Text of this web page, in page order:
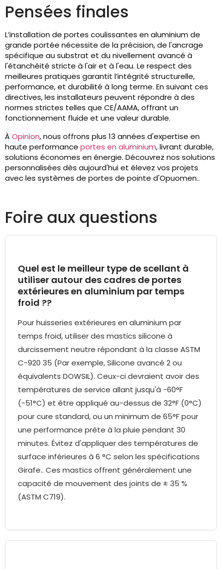
Pensées finales
L’installation de portes coulissantes en aluminium de
grande portée nécessite de la précision, de l'ancrage
spécifique au substrat et du nivellement avancé à
l'étanchéité stricte à l'air et à l'eau. Le respect des
meilleures pratiques garantit l’intégrité structurelle,
performance, et durabilité à long terme. En suivant ces
directives, les installateurs peuvent répondre à des
normes strictes telles que CE/AAMA, offrant un
fonctionnement fluide et une valeur durable.
À Opinion, nous offrons plus 13 années d'expertise en
haute performance portes en aluminium, livrant durable,
solutions économes en énergie. Découvrez nos solutions
personnalisées dès aujourd'hui et élevez vos projets
avec les systèmes de portes de pointe d'Opuomen..
Foire aux questions
Quel est le meilleur type de scellant à
utiliser autour des cadres de portes
extérieures en aluminium par temps
froid ??
Pour huisseries extérieures en aluminium par
temps froid, utiliser des mastics silicone à
durcissement neutre répondant à la classe ASTM
C-920 35 (Par exemple, Silicone avancé 2 ou
équivalents DOWSIL). Ceux-ci devraient avoir des
températures de service allant jusqu'à -60°F
(-51°C) et être appliqué au-dessus de 32°F (0°C)
pour cure standard, ou un minimum de 65°F pour
une performance prête à la pluie pendant 30
minutes. Évitez d'appliquer des températures de
surface inférieures à 6 °C selon les spécifications
Girafe.. Ces mastics offrent généralement une
capacité de mouvement des joints de ± 35 %
(ASTM C719).